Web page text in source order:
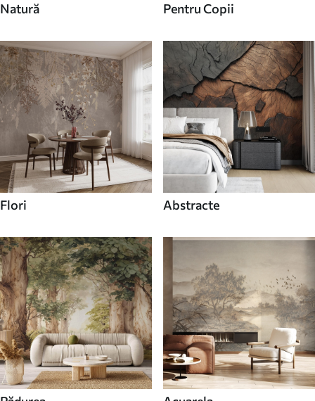
Natură Pentru Copii
Flori Abstracte